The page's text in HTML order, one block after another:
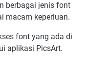
berbagai jenis font
macam keperluan.
font yang ada di
aplikasi PicsArt.